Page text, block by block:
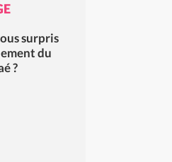
surpris
du
?